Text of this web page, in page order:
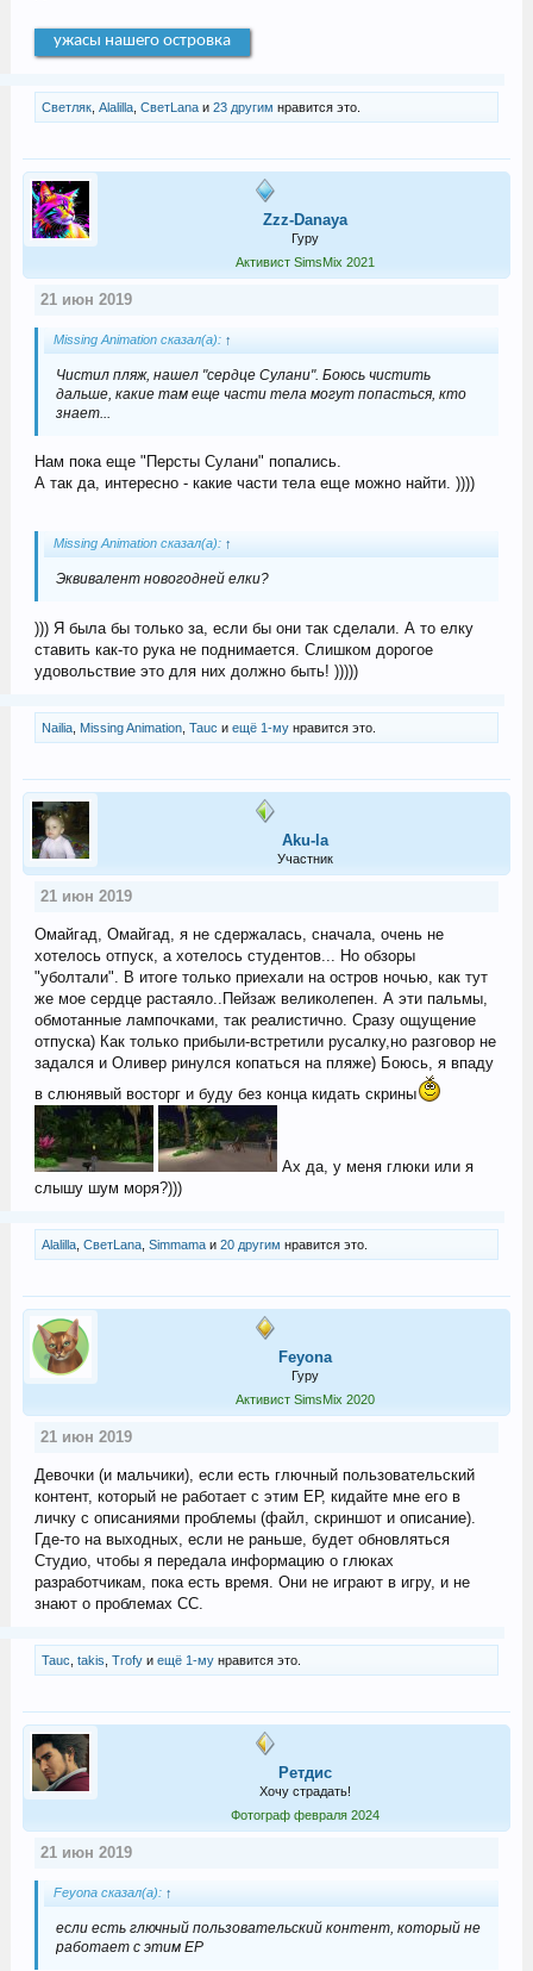
ужасы нашего островка
Светляк, Alalilla, СветLanaи 23 другим нравится это.
Zzz-Danaya
Гуру
Активист SimsMix 2021
21 июн 2019
Missing Animation сказал(а): ↑
Чистил пляж, нашел "сердце Сулани". Боюсь чистить
дальше, какие там еще части тела могут попасться, кто
знает...
Нам пока еще "Персты Сулани" попались.
А так да, интересно - какие части тела еще можно найти. ))))
Missing Animation сказал(а): ↑
Эквивалент новогодней елки?
))) Я была бы только за, если бы они так сделали. А то елку
ставить как-то рука не поднимается. Слишком дорогое
удовольствие это для них должно быть! )))))
Nailia, Missing Animation, Tauc и ещё 1-мунравится это.
Aku-la
Участник
21 июн 2019
Омайгад, Омайгад, я не сдержалась, сначала, очень не
хотелось отпуск, а хотелось студентов... Но обзоры
"уболтали". В итоге только приехали на остров ночью, как тут
же мое сердце растаяло..Пейзаж великолепен. А эти пальмы,
обмотанные лампочками, так реалистично. Сразу ощущение
отпуска) Как только прибыли-встретили русалку,но разговор не
задался и Оливер ринулся копаться на пляже) Боюсь, я впаду
в слюнявый восторг и буду без конца кидать скрины
Ах да, у меня глюки или я
слышу шум моря?)))
Alalilla, СветLana, Simmamaи 20 другим нравится это.
Feyona
Гуру
Активист SimsMix 2020
21 июн 2019
Девочки (и мальчики), если есть глючный пользовательский
контент, который не работает с этим ЕР, кидайте мне его в
личку с описаниями проблемы (файл, скриншот и описание).
Где-то на выходных, если не раньше, будет обновляться
Студио, чтобы я передала информацию о глюках
разработчикам, пока есть время. Они не играют в игру, и не
знают о проблемах СС.
Tauc takis Trofyи ещё 1-мунравится это.
Ретдис
Хочу страдать!
Фотограф февраля 2024
21 июн 2019
Feyona сказал(а): ↑
если есть глючный пользовательский контент, который не
работает с этим ЕР